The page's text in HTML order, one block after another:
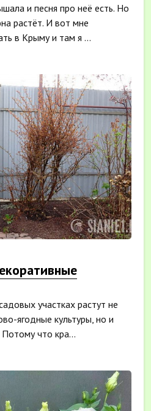
и песня про неё есть. Но
растёт. И вот мне
в Крыму и там я ...
участках растут не
ягодные культуры, но и
что кра...